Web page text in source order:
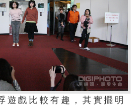
遊戲比較有趣，其實擺明